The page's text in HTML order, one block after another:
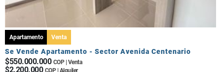
Apartamento Venta
Se Vende Apartamento - Sector Avenida Centenario
$550.000.000 COP | Venta
$2.200.000